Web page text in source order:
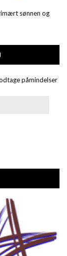
sønnen og
påmindelser